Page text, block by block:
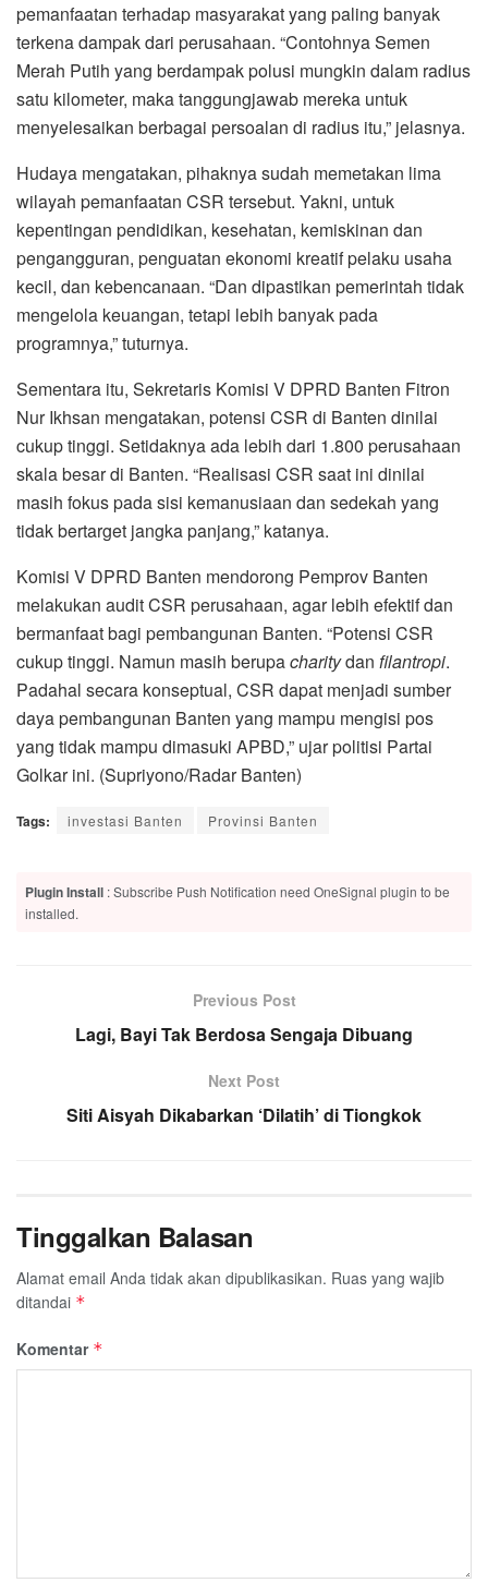
pemanfaatan terhadap masyarakat yang paling banyak
terkena dampak dari perusahaan. “Contohnya Semen
Merah Putih yang berdampak polusi mungkin dalam radius
satu kilometer, maka tanggungjawab mereka untuk
menyelesaikan berbagai persoalan di radius itu,” jelasnya.
Hudaya mengatakan, pihaknya sudah memetakan lima
wilayah pemanfaatan CSR tersebut. Yakni, untuk
kepentingan pendidikan, kesehatan, kemiskinan dan
pengangguran, penguatan ekonomi kreatif pelaku usaha
kecil, dan kebencanaan. “Dan dipastikan pemerintah tidak
mengelola keuangan, tetapi lebih banyak pada
programnya,” tuturnya.
Sementara itu, Sekretaris Komisi V DPRD Banten Fitron
Nur Ikhsan mengatakan, potensi CSR di Banten dinilai
cukup tinggi. Setidaknya ada lebih dari 1.800 perusahaan
skala besar di Banten. “Realisasi CSR saat ini dinilai
masih fokus pada sisi kemanusiaan dan sedekah yang
tidak bertarget jangka panjang,” katanya.
Komisi V DPRD Banten mendorong Pemprov Banten
melakukan audit CSR perusahaan, agar lebih efektif dan
bermanfaat bagi pembangunan Banten. “Potensi CSR
cukup tinggi. Namun masih berupacharitydan filantropi.
Padahal secara konseptual, CSR dapat menjadi sumber
daya pembangunan Banten yang mampu mengisi pos
yang tidak mampu dimasuki APBD,” ujar politisi Partai
Golkar ini. (Supriyono/Radar Banten)
Tags: investasi Banten Provinsi Banten
Plugin Install : Subscribe Push Notification need OneSignal plugin to be
installed.
Previous Post
Lagi, Bayi Tak Berdosa Sengaja Dibuang
Next Post
Siti Aisyah Dikabarkan ‘Dilatih’ di Tiongkok
Tinggalkan Balasan
Alamat email Anda tidak akan dipublikasikan. Ruas yang wajib
ditandai *
Komentar *